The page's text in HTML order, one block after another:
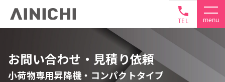
TEL
お問い合わせ・見積り依頼
小荷物専用昇降機・コンパクトタイプ